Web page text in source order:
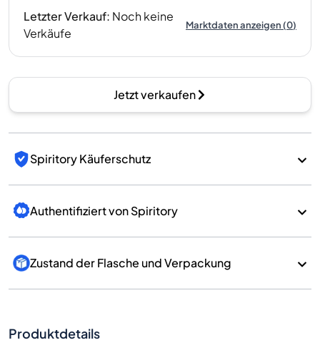
Letzter Verkauf: Noch keine
Verkäufe
Marktdaten anzeigen(0)
Jetzt verkaufen
Spiritory Käuferschutz
Authentifiziert von Spiritory
Zustand der Flasche und Verpackung
Produktdetails